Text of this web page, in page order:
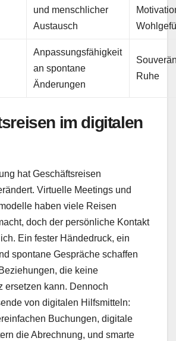
und menschlicher
Austausch
Anpassungsfähigkeit
an spontane
Änderungen
Ruhe
im digitalen
hat Geschäftsreisen
Virtuelle Meetings und
haben viele Reisen
doch der persönliche Kontakt
Ein fester Händedruck, ein
spontane Gespräche schaffen
die keine
ersetzen kann. Dennoch
von digitalen Hilfsmitteln:
Buchungen, digitale
die Abrechnung, und smarte